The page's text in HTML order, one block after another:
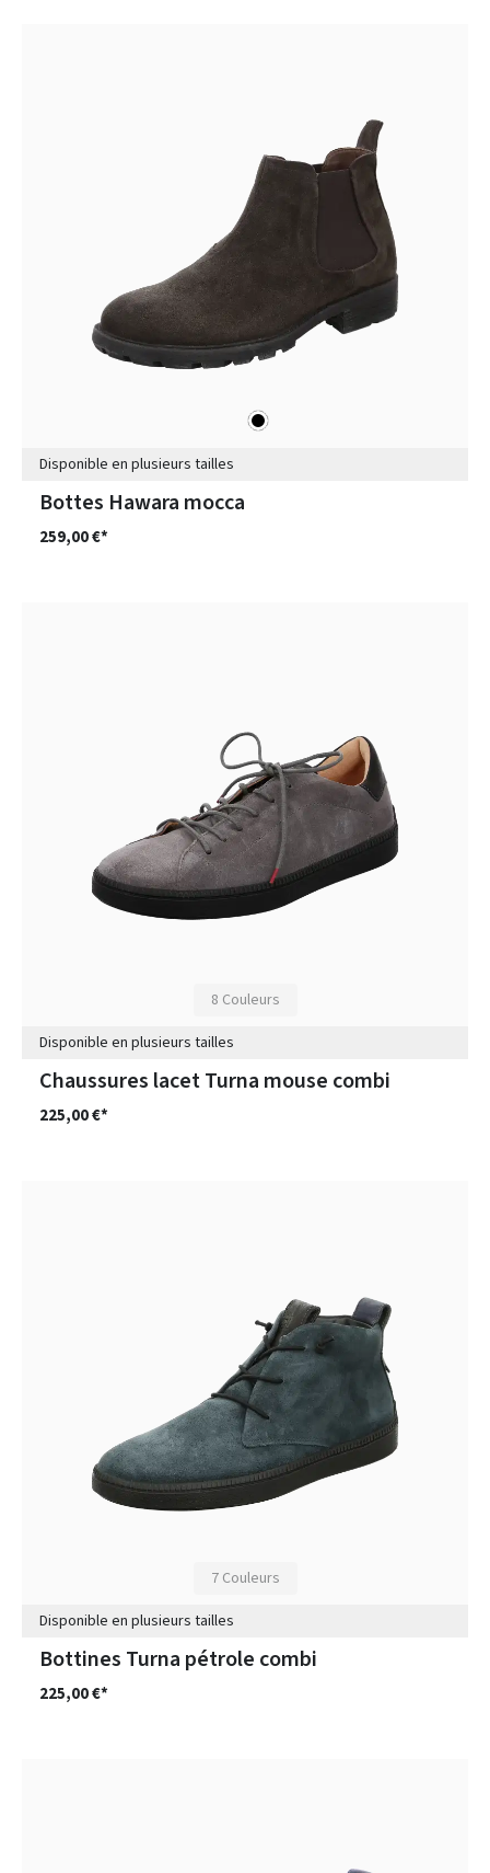
noir
Disponible en plusieurs tailles
Bottes Hawara mocca
259,00 €*
8 Couleurs
Disponible en plusieurs tailles
Chaussures lacet Turna mouse combi
225,00 €*
7 Couleurs
Disponible en plusieurs tailles
Bottines Turna pétrole combi
225,00 €*